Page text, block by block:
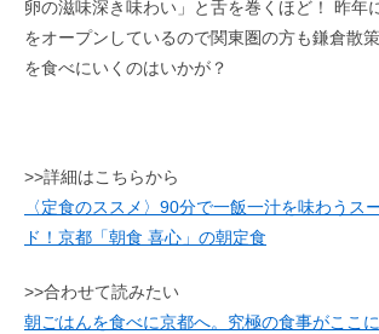
卵の滋味深き味わい」と舌を巻くほど！ 昨年
をオープンしているので関東圏の方も鎌倉散
を食べにいくのはいかが？
>>詳細はこちらから
〈定食のススメ〉90分で一飯一汁を味わうス
ド！京都「朝食 喜心」の朝定食
>>合わせて読みたい
朝ごはんを食べに京都へ。究極の食事がここに